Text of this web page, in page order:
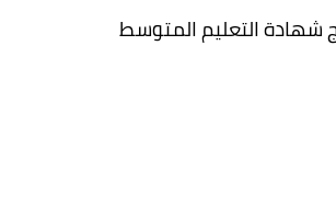
شهادة التعليم المتوسط